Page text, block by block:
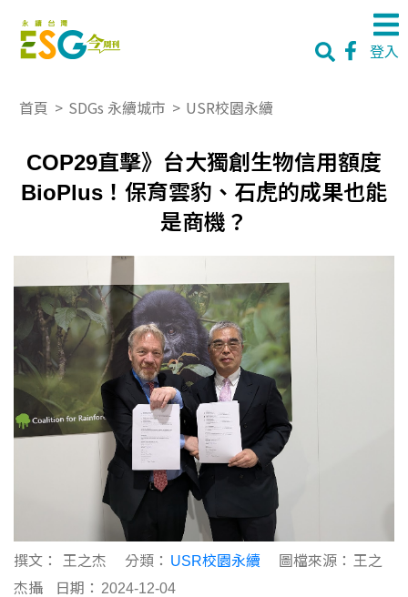
登入
首頁 > SDGs 永續城市 > USR校園永續
COP29直擊》台大獨創生物信用額度
BioPlus！保育雲豹、石虎的成果也能
是商機？
撰文： 王之杰 分類： USR校園永續 圖檔來源： 王之
杰攝
日期： 2024-12-04